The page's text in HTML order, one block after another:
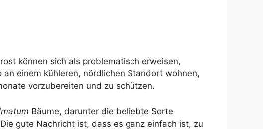
können sich als problematisch erweisen,
einem kühleren, nördlichen Standort wohnen,
vorzubereiten und zu schützen.
Bäume, darunter die beliebte Sorte
gute Nachricht ist, dass es ganz einfach ist, zu